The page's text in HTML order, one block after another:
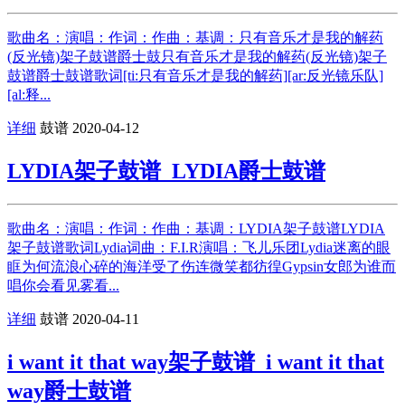
歌曲名：演唱：作词：作曲：基调：只有音乐才是我的解药
(反光镜)架子鼓谱爵士鼓只有音乐才是我的解药(反光镜)架子
鼓谱爵士鼓谱歌词[ti:只有音乐才是我的解药][ar:反光镜乐队]
[al:释...
详细 鼓谱 2020-04-12
LYDIA架子鼓谱_LYDIA爵士鼓谱
歌曲名：演唱：作词：作曲：基调：LYDIA架子鼓谱LYDIA
架子鼓谱歌词Lydia词曲：F.I.R演唱：飞儿乐团Lydia迷离的眼
眶为何流浪心碎的海洋受了伤连微笑都彷徨Gypsin女郎为谁而
唱你会看见雾看...
详细 鼓谱 2020-04-11
i want it that way架子鼓谱_i want it that
way爵士鼓谱